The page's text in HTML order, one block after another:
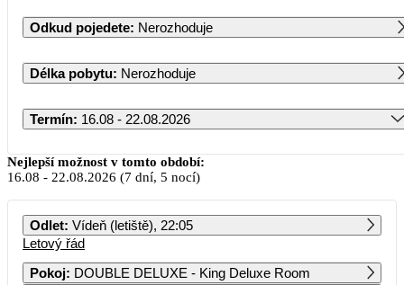
Odkud pojedete: Nerozhoduje
Délka pobytu: Nerozhoduje
Termín: 16.08 - 22.08.2026
Srpen 2026
PO ÚT ST ČT PÁ SO NE
Nejlepší možnost v tomto období:
16.08 - 22.08.2026 (7 dní, 5 nocí)
Odlet: Vídeň (letiště), 22:05
Letový řád
Pokoj: DOUBLE DELUXE - King Deluxe Room